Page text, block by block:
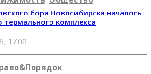
бора Новосибирска началось
термального комплекса
17:00